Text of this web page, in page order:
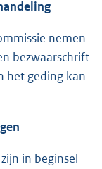
nemen
bezwaarschrift
het geding kan
in beginsel